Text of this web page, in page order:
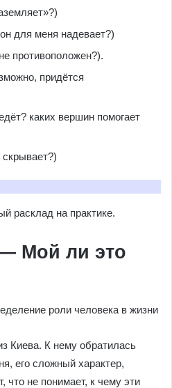
для меня надевает?)
противоположен?).
придётся
каких вершин помогает
расклад на практике.
Мой ли это
Киева. К нему обратилась
его сложный характер,
что не понимает, к чему эти